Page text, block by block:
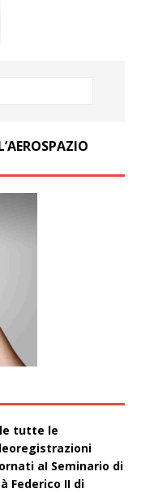
tutte le
aI Seminario di
Federico II di